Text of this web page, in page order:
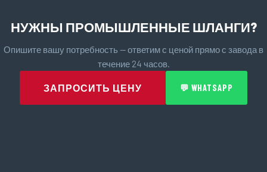
НУЖНЫ ПРОМЫШЛЕННЫЕ ШЛАНГИ?
Опишите вашу потребность — ответим с ценой прямо с завода в
течение 24 часов.
ЗАПРОСИТЬ ЦЕНУ 💬 WHATSAPP